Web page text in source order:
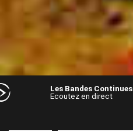
Les Bandes Continues
Ecoutez en direct